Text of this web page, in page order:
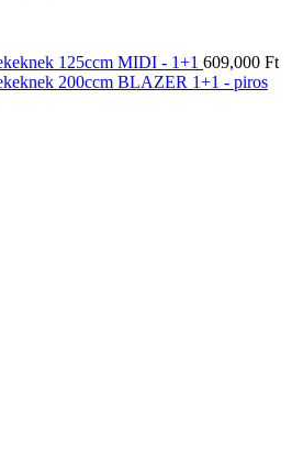
125ccm MIDI - 1+1 609,000 Ft
200ccm BLAZER 1+1 - piros